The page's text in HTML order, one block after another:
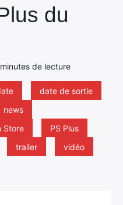
du
de lecture
date de sortie
news
Store
PS Plus
trailer vidéo